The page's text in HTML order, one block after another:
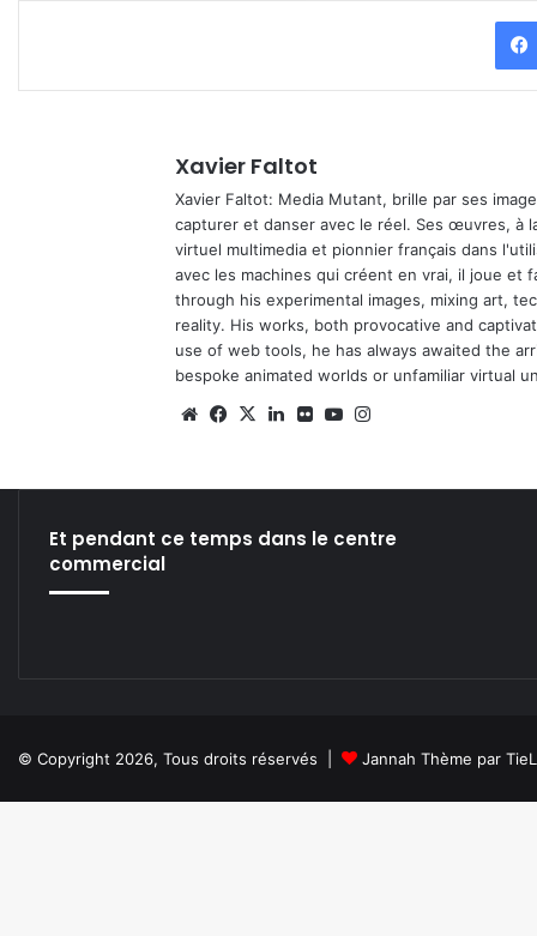
Xavier Faltot
Xavier Faltot: Media Mutant, brille par ses
capturer et danser avec le réel. Ses œuvres, à
virtuel multimedia et pionnier français dans
avec les machines qui créent en vrai, il joue et
through his experimental images, mixing art,
reality. His works, both provocative and
use of web tools, he has always awaited the
bespoke animated worlds or unfamiliar virtual
We Fa
X
Lin Fli Yo
Et pendant ce temps dans le centre
commercial
© Copyright 2026, Tous droits réservés | Jannah Thème par